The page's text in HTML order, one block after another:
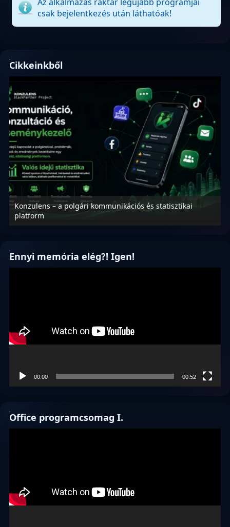
csak bejelentkezés után láthatóak!
Cikkeinkből
Konzulens – a polgári kommunikációs és statisztikai
platform
Ennyi memória elég?! Igen!
00:00 00:52
Office programcsomag I.